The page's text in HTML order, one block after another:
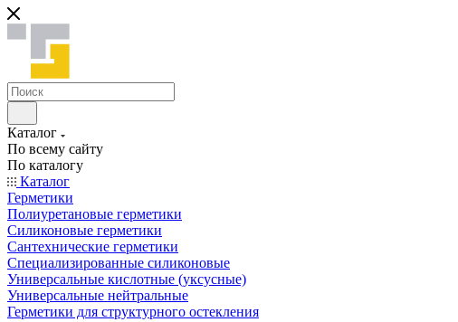
Каталог
По всему сайту
По каталогу
Каталог
Герметики
Полиуретановые герметики
Силиконовые герметики
Сантехнические герметики
Специализированные силиконовые
Универсальные кислотные (уксусные)
Универсальные нейтральные
Герметики для структурного остекления